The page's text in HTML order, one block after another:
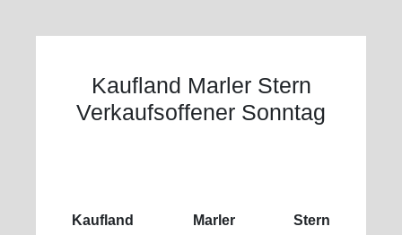
Kaufland Marler Stern
Verkaufsoffener Sonntag
Kaufland Marler Stern